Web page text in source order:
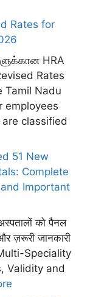
Rates for
HRA
Rates
Tamil Nadu
employees
classified
51 New
Complete
Important
को पैनल
ज़रूरी जानकारी
Speciality
Validity and